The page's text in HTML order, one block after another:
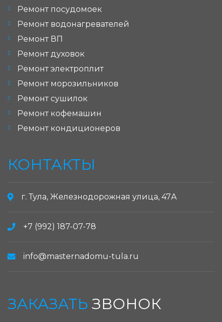
Ремонт посудомоек
Ремонт водонагревателей
Ремонт ВП
Ремонт духовок
Ремонт электроплит
Ремонт морозильников
Ремонт сушилок
Ремонт кофемашин
Ремонт кондиционеров
КОНТАКТЫ
г. Тула, Железнодорожная улица, 47А
+7 (992) 187-07-78
info@masternadomu-tula.ru
ЗАКАЗАТЬ ЗВОНОК